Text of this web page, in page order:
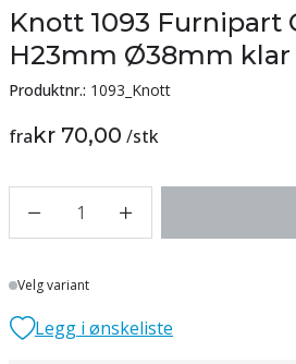
Knott 1093 Furnipart
H23mm Ø38mm
Produktnr.: 1093_Knott
frakr 70,00 /stk
1
Lager
Velg variant
Legg i ønskeliste